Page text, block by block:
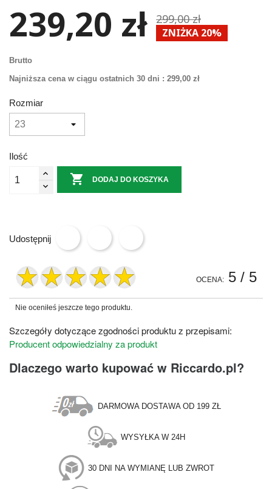
239,20 zł 299,00 zł
ZNIŻKA 20%
Brutto
Najniższa cena w ciągu ostatnich 30 dni : 299,00 zł
Rozmiar
Ilość
 DODAJ DO KOSZYKA
Udostępnij
OCENA: 5 / 5
Nie oceniłeś jeszcze tego produktu.
Szczegóły dotyczące zgodności produktu z przepisami:
Producent odpowiedzialny za produkt
Dlaczego warto kupować w Riccardo.pl?
DARMOWA DOSTAWA OD 199 ZŁ
WYSYŁKA W 24H
30 DNI NA WYMIANĘ LUB ZWROT